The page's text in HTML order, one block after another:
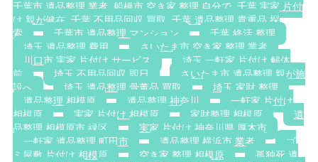
千葉市 遺品整理 業者. 船橋市 空き家 整理 自分で. 千葉 実家 片付
け 親が健在. 千葉 不用品回収 買取. 千葉 遺品整理 貴重品 探
索
千葉市 遺品整理 マンション
千葉 終活 整理
埼玉 遺品整理 費用
さいたま市 空き家 整理 業者
川口市 実家 片付け サービス
埼玉 一軒家 片付け 解体
前
埼玉 不用品回収 即日
さいたま市 遺品整理 親が施
設へ
埼玉 遺品整理 骨董品 買取
埼玉 家財 整理
遺品整理 相模原
遺品整理 神奈川
一軒家 片付け
相模原
実家 片付け 相模原 家財整理 相模原
遺
品整理 相模原市 緑区
実家 片付け 神奈川県 厚木市
一軒家 遺品整理 町田市
遺品整理 横浜市 業者
ゴ
ミ屋敷 片付け 相模原
空き家 整理 相模原
孤独死 遺